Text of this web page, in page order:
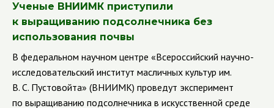
Ученые ВНИИМК приступили
к выращиванию подсолнечника без
использования почвы
В федеральном научном центре «Всероссийский научно-
исследовательский институт масличных культур им.
В. С. Пустовойта» (ВНИИМК) проведут эксперимент
по выращиванию подсолнечника в искусственной среде